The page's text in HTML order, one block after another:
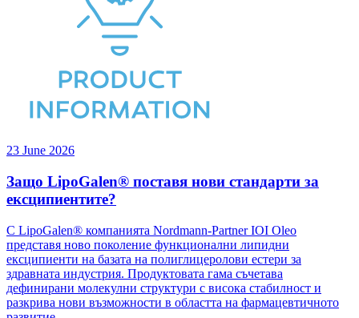
23 June 2026
Защо LipoGalen® поставя нови стандарти за
ексципиентите?
С LipoGalen® компанията Nordmann-Partner IOI Oleo
представя ново поколение функционални липидни
ексципиенти на базата на полиглицеролови естери за
здравната индустрия. Продуктовата гама съчетава
дефинирани молекулни структури с висока стабилност и
разкрива нови възможности в областта на фармацевтичното